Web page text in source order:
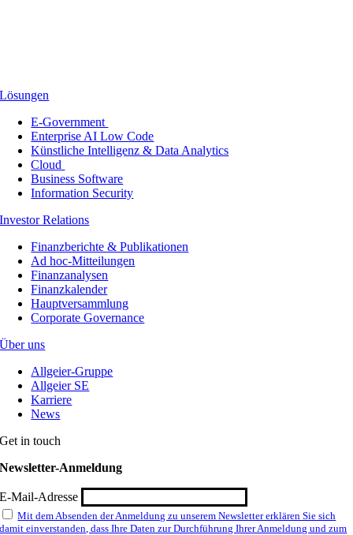
Lösungen
E-Government
Enterprise AI Low Code
Künstliche Intelligenz & Data Analytics
Cloud
Business Software
Information Security
Investor Relations
Finanzberichte & Publikationen
Ad hoc-Mitteilungen
Finanzanalysen
Finanzkalender
Hauptversammlung
Corporate Governance
Über uns
Allgeier-Gruppe
Allgeier SE
Karriere
News
Get in touch
Newsletter-Anmeldung
E-Mail-Adresse
Mit dem Absenden der Anmeldung zu unserem Newsletter erklären Sie sich
damit einverstanden, dass Ihre Daten zur Durchführung Ihrer Anmeldung und zum